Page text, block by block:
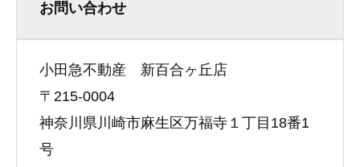
お問い合わせ
小田急不動産 新百合ヶ丘店
〒215-0004
神奈川県川崎市麻生区万福寺１丁目18番1
号